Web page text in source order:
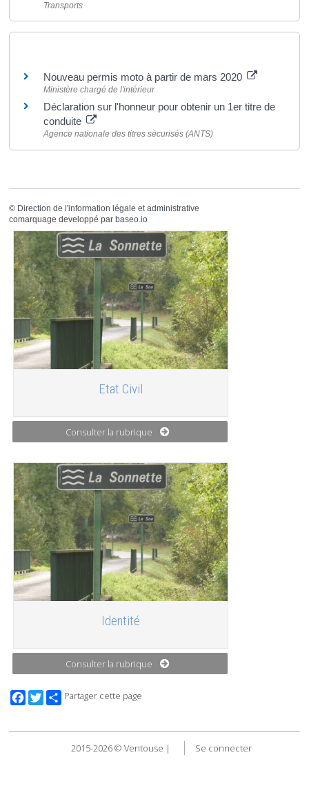
Transports
Nouveau permis moto à partir de mars 2020
Ministère chargé de l'intérieur
Déclaration sur l'honneur pour obtenir un 1er titre de
conduite
Agence nationale des titres sécurisés (ANTS)
© Direction de l'information légale et administrative
comarquage developpé par baseo.io
Etat Civil
Consulter la rubrique
Identité
Consulter la rubrique
Facebook
TwitterPartager cette page
2015-2026 © Ventouse | Se connecter